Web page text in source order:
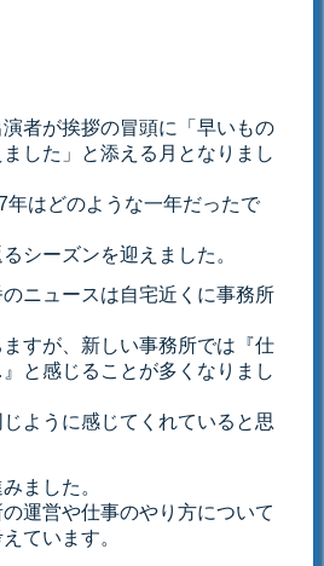
者が挨拶の冒頭に「早いもの
した」と添える月となりまし
年はどのような一年だったで
シーズンを迎えました。
ニュースは自宅近くに事務所
すが、新しい事務所では『仕
と感じることが多くなりまし
ように感じてくれていると思
ました。
運営や仕事のやり方について
ています。